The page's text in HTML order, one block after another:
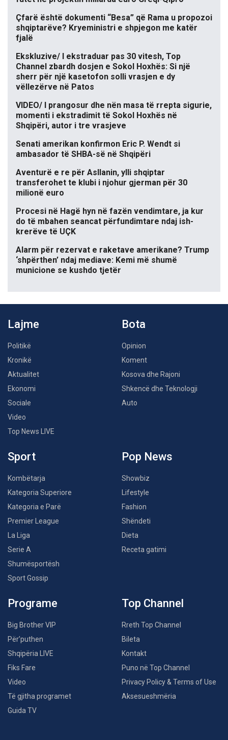
Çfarë është dokumenti “Besa” që Rama u propozoi
shqiptarëve? Kryeministri e shpjegon me katër
fjalë
Ekskluzive/ I ekstraduar pas 30 vitesh, Top
Channel zbardh dosjen e Sokol Hoxhës: Si një
sherr për një kasetofon solli vrasjen e dy
vëllezërve në Patos
VIDEO/ I prangosur dhe nën masa të rrepta sigurie,
momenti i ekstradimit të Sokol Hoxhës në
Shqipëri, autor i tre vrasjeve
Senati amerikan konfirmon Eric P. Wendt si
ambasador të SHBA-së në Shqipëri
Aventurë e re për Asllanin, ylli shqiptar
transferohet te klubi i njohur gjerman për 30
milionë euro
Procesi në Hagë hyn në fazën vendimtare, ja kur
do të mbahen seancat përfundimtare ndaj ish-
krerëve të UÇK
Alarm për rezervat e raketave amerikane? Trump
‘shpërthen’ ndaj mediave: Kemi më shumë
municione se kushdo tjetër
Lajme
Politikë
Kronikë
Aktualitet
Ekonomi
Sociale
Video
Top News LIVE
Bota
Opinion
Koment
Kosova dhe Rajoni
Shkencë dhe Teknologji
Auto
Sport
Kombëtarja
Kategoria Superiore
Kategoria e Parë
Premier League
La Liga
Serie A
Shumësportësh
Sport Gossip
Pop News
Showbiz
Lifestyle
Fashion
Shëndeti
Dieta
Receta gatimi
Programe
Big Brother VIP
Për’puthen
Shqipëria LIVE
Fiks Fare
Video
Të gjitha programet
Guida TV
Top Channel
Rreth Top Channel
Bileta
Kontakt
Puno në Top Channel
Privacy Policy & Terms of Use
Aksesueshmëria